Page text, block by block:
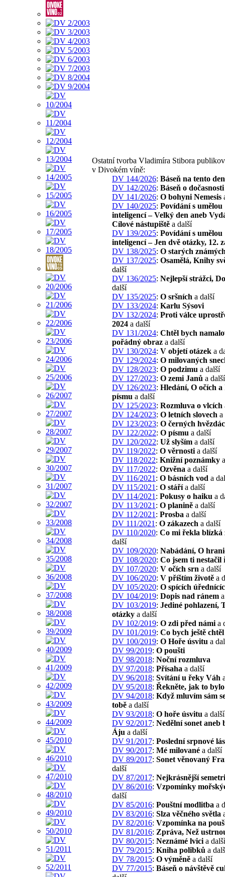
Ostatní tvorba Vladimíra Stibora
v Divokém víně:
DV 144/2026: Báseň na tento den
DV 142/2026: Báseň o dočasnosti
DV 141/2026: O bohyni Nemesis
DV 140/2025: Povídání s umělou
inteligencí – Velký den aneb
Cílové nástupiště a další
DV 139/2025: Povídání s umělou
inteligencí – Jen dvě otázky, 12.
DV 138/2025: O starých
DV 137/2025: Osamělá, Knihy
další
DV 136/2025: Nejlepší strážci,
další
DV 135/2025: O sršních a další
DV 133/2024: Karlu Sýsovi
DV 132/2024: Proti válce
2024 a další
DV 131/2024: Chtěl bych
pořádný obraz a další
DV 130/2024: V objetí otázek a
DV 129/2024: O milovaných
DV 128/2023: O podzimu a další
DV 127/2023: O zemi Janů a další
DV 126/2023: Hledání, O očích
písmu a další
DV 125/2023: Rozmluva o vlcích
DV 124/2023: O letních slovech a
DV 123/2023: O černých
DV 122/2022: O písmu a další
DV 120/2022: Už slyším a další
DV 119/2022: O věrnosti a další
DV 118/2022: Knižní poznámky
DV 117/2022: Ozvěna a další
DV 116/2021 : O básních vod a
DV 115/2021 : O stářía další
DV 114/2021 : Pokusy o haiku a
DV 113/2021 : O planině a další
DV 112/2021 : Prosba a další
DV 111/2021 : O zákazech a další
DV 110/2020: Co mi řekla blízká
další
DV 109/2020: Nabádání, O
DV 108/2020: Co jsem ti nestačil
DV 107/2020: V očích srn a další
DV 106/2020: V příštím životě a
DV 105/2020: O spících
DV 104/2019: Dopis nad ránem
DV 103/2019: Jediné pohlazení,
otázky a další
DV 102/2019: O zdi před námi a
DV 101/2019: Co bych ještě chtěl
DV 100/2019: O Hoře úsvitu a
DV 99/2019: O poušti
DV 98/2018: Noční rozmluva
DV 97/2018: Přísaha a další
DV 96/2018: Svítání u řeky Váh
DV 95/2018: Řekněte, jak to bylo
DV 94/2018: Když mluvím sám
tobě a další
DV 93/2018: O hoře úsvitu a další
DV 92/2017: Nedělní sonet aneb
Áju a další
DV 91/2017: Poslední srpnové
DV 90/2017: Mé milované a další
DV 89/2017: Sonet věnovaný
další
DV 87/2017: Nejkrásnější
DV 86/2016: Vzpomínky
další
DV 85/2016: Pouštní modlitba a
DV 83/2016: Slza věčného světla
DV 82/2016: Vzpomínka na
DV 81/2016: Zpráva, Než
DV 80/2015: Neznámé lvici a další
DV 79/2015: Kniha polibků a
DV 78/2015: O výměně a další
DV 77/2015: Báseň o návštěvě